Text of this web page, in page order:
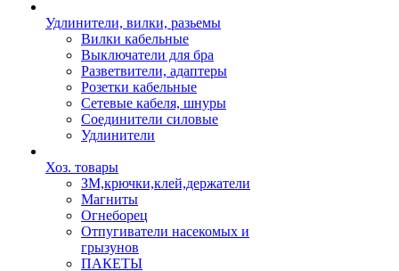
Удлинители, вилки, разьемы
Вилки кабельные
Выключатели для бра
Разветвители, адаптеры
Розетки кабельные
Сетевые кабеля, шнуры
Соединители силовые
Удлинители
Хоз. товары
ЗМ,крючки,клей,держатели
Магниты
Огнеборец
Отпугиватели насекомых и
грызунов
ПАКЕТЫ